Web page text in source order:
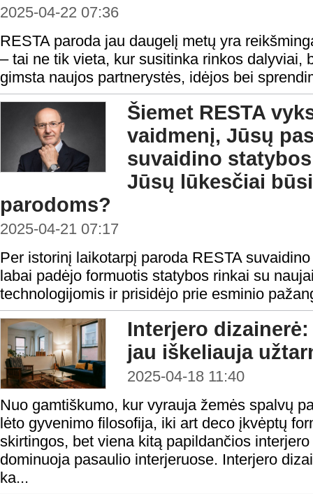
2025-04-22 07:36
RESTA paroda jau daugelį metų yra
– tai ne tik vieta, kur susitinka rinkos dalyviai,
gimsta naujos partnerystės, idėjos bei
Šiemet RESTA
vaidmenį, Jūsų
suvaidino
Jūsų lūkesčiai
parodoms?
2025-04-21 07:17
Per istorinį laikotarpį paroda RESTA
labai padėjo formuotis statybos rinkai su
technologijomis ir prisidėjo prie esminio
Interjero
jau iškeliauja
2025-04-18 11:40
Nuo gamtiškumo, kur vyrauja žemės spalvų
lėto gyvenimo filosofija, iki art deco įkvėptų
skirtingos, bet viena kitą papildančios
dominuoja pasaulio interjeruose. Interjero
ka...